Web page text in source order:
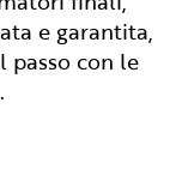
e garantita,
passo con le